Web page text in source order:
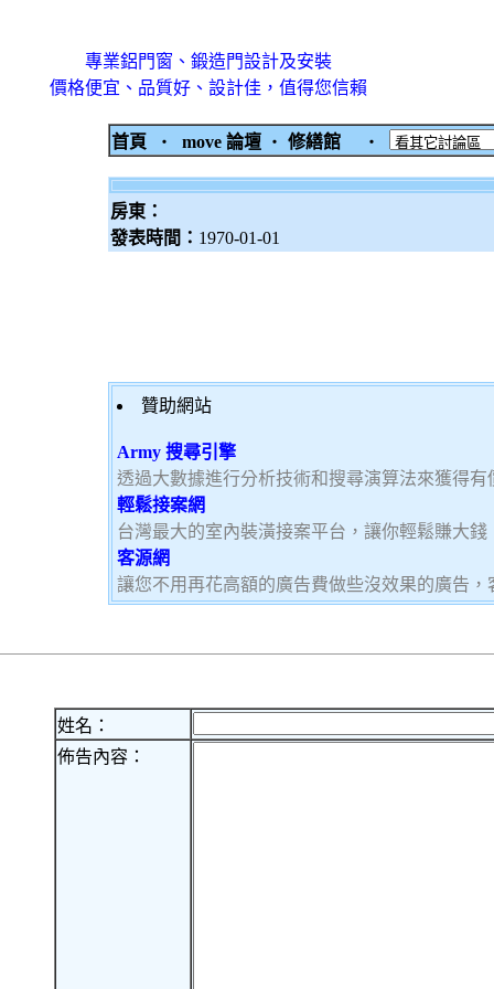
專業鋁門窗、鍛造門設計及安裝
價格便宜、品質好、設計佳，值得您信賴
首頁 ‧ move 論壇 ‧ 修繕館 ‧
房東：
發表時間： 1970-01-01
贊助網站
Army 搜尋引擎
透過大數據進行分析技術和搜尋演算法來獲得有
輕鬆接案網
台灣最大的室內裝潢接案平台，讓你輕鬆賺大
客源網
讓您不用再花高額的廣告費做些沒效果的廣告
姓名：
佈告內容：